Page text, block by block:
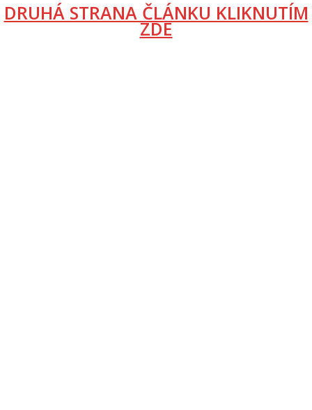
DRUHÁ STRANA ČLÁNKU KLIKNUTÍM
ZDE